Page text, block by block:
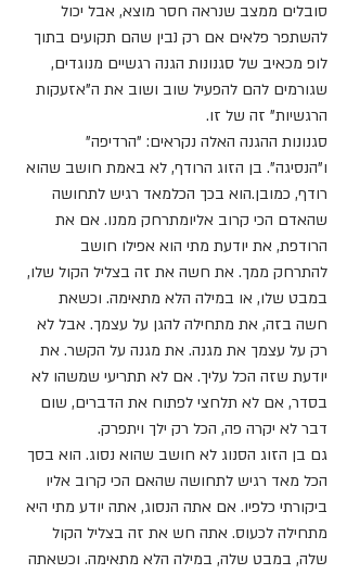
סובלים ממצב שנראה חסר מוצא, אבל יכול
להשתפר פלאים אם רק נבין שהם תקועים בתוך
לופ מכאיב של סגנונות הגנה רגשיים מנוגדים,
שגורמים להם להפעיל שוב ושוב את ה"אזעקות
הרגשיות" זה של זו.
סגנונות ההגנה האלה נקראים: "הרדיפה"
ו"הנסיגה". בן הזוג הרודף, לא באמת חושב שהוא
רודף, כמובן.הוא בכך הכלמאד רגיש לתחושה
שהאדם הכי קרוב אליומתרחק ממנו. אם את
הרודפת, את יודעת מתי הוא אפילו חושב
להתרחק ממך. את חשה את זה בצליל הקול שלו,
במבט שלו, או במילה הלא מתאימה. וכשאת
חשה בזה, את מתחילה להגן על עצמך. אבל לא
רק על עצמך את מגנה. את מגנה על הקשר. את
יודעת שזה הכל עליך. אם לא תתריעי שמשהו לא
בסדר, אם לא תלחצי לפתוח את הדברים, שום
דבר לא יקרה פה, הכל רק ילך ויתפרק.
גם בן הזוג הסנוג לא חושב שהוא נסוג. הוא בסך
הכל מאד רגיש לתחושה שהאם הכי קרוב אליו
ביקורתי כלפיו. אם אתה הנסוג, אתה יודע מתי היא
מתחילה לכעוס. אתה חש את זה בצליל הקול
שלה, במבט שלה, במילה הלא מתאימה. וכשאתה